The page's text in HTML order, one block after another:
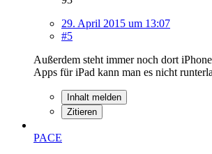
29. April 2015 um 13:07
#5
Außerdem steht immer noch dort
Apps für iPad kann man es nicht
Inhalt melden
Zitieren
PACE